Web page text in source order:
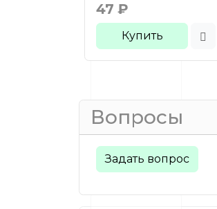
47 ₽
Купить
Вопросы
Задать вопрос